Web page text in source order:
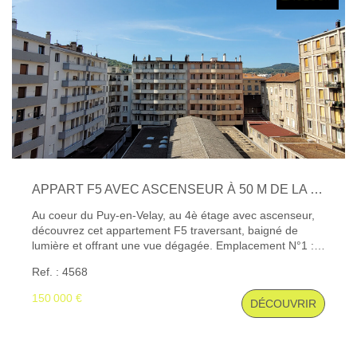
gaz. En annexes: une grande cave au sous-sol et un
garage (sans porte) de 15 m² à moins de 100 m de la
résidence.
APPART F5 AVEC ASCENSEUR À 50 M DE LA PLACE MICHELET
Au coeur du Puy-en-Velay, au 4è étage avec ascenseur,
découvrez cet appartement F5 traversant, baigné de
lumière et offrant une vue dégagée. Emplacement N°1 : À
commerces, services et commodités sont à proximité de
chambres. Extérieurs : 2 balcons (un de chaque côté).
Potentiel & Rénovation : Appartement "dans son jus" :
Ref. : 4568
150 000 € DÉCOUVRIR